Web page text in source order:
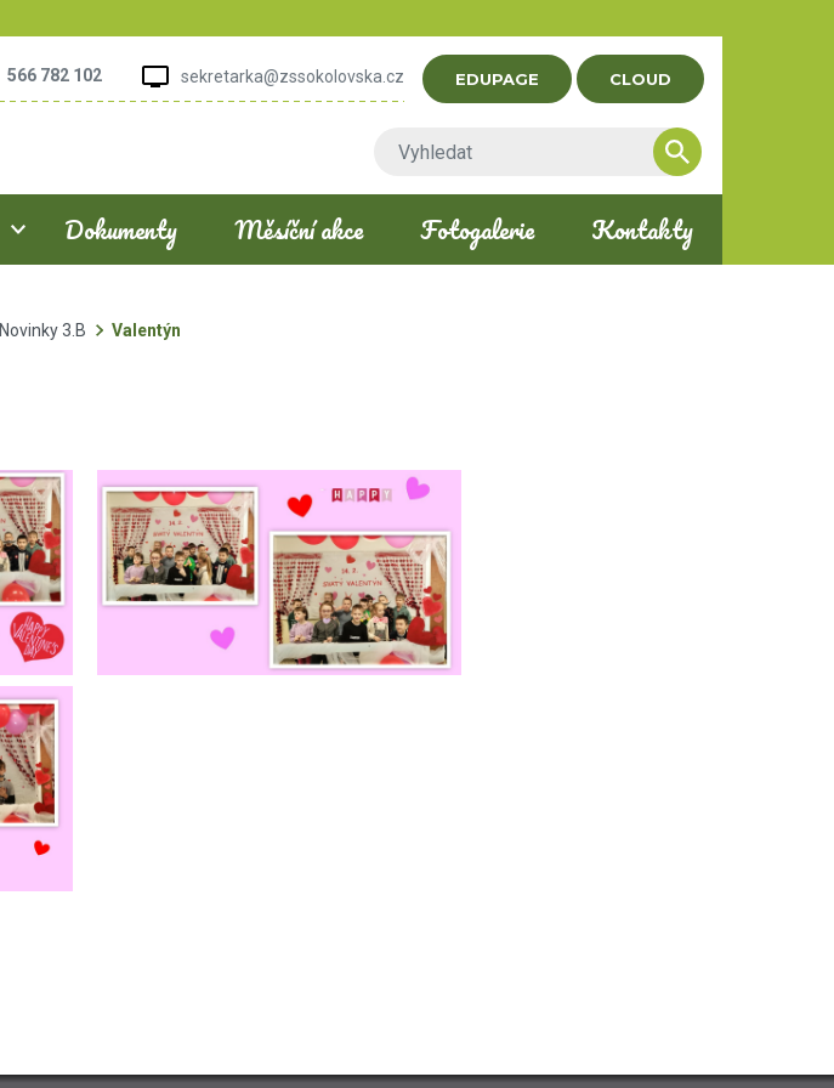
566 782 102 sekretarka@zssokolovska.cz EDUPAGE CLOUD
Dokumenty Měsíční akce Fotogalerie Kontakty
Novinky 3.B Valentýn